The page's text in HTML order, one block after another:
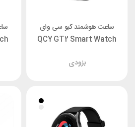
ساعت هوشمند کیو سی وای
QCY GT2 Smart Watch
بزودی